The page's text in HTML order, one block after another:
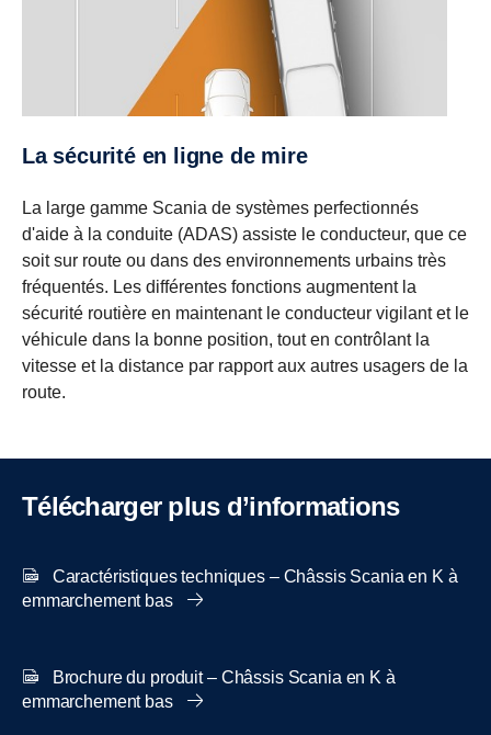
La sécurité en ligne de mire
La large gamme Scania de systèmes perfectionnés
d'aide à la conduite (ADAS) assiste le conducteur, que ce
soit sur route ou dans des environnements urbains très
fréquentés. Les différentes fonctions augmentent la
sécurité routière en maintenant le conducteur vigilant et le
véhicule dans la bonne position, tout en contrôlant la
vitesse et la distance par rapport aux autres usagers de la
route.
Télécharger plus d’informations
Caractéristiques techniques – Châssis Scania en K à
emmarchement bas
Brochure du produit – Châssis Scania en K à
emmarchement bas